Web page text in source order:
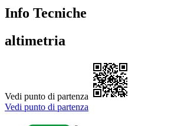
Info Tecniche
altimetria
Vedi punto di partenza
Vedi punto di partenza